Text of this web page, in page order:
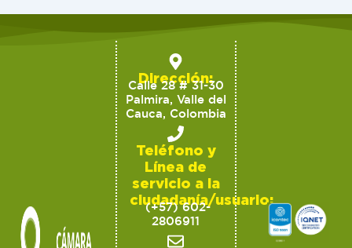
Dirección:
Calle 28 # 31-30
Palmira, Valle del
Cauca, Colombia
Teléfono y
Línea de
servicio a la
ciudadanía/usuario:
(+57) 602-
2806911